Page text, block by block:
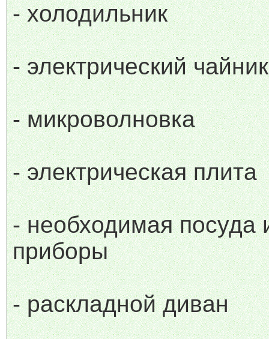
- холодильник
- электрический чайник
- микроволновка
- электрическая плита
- необходимая посуда
приборы
- раскладной диван